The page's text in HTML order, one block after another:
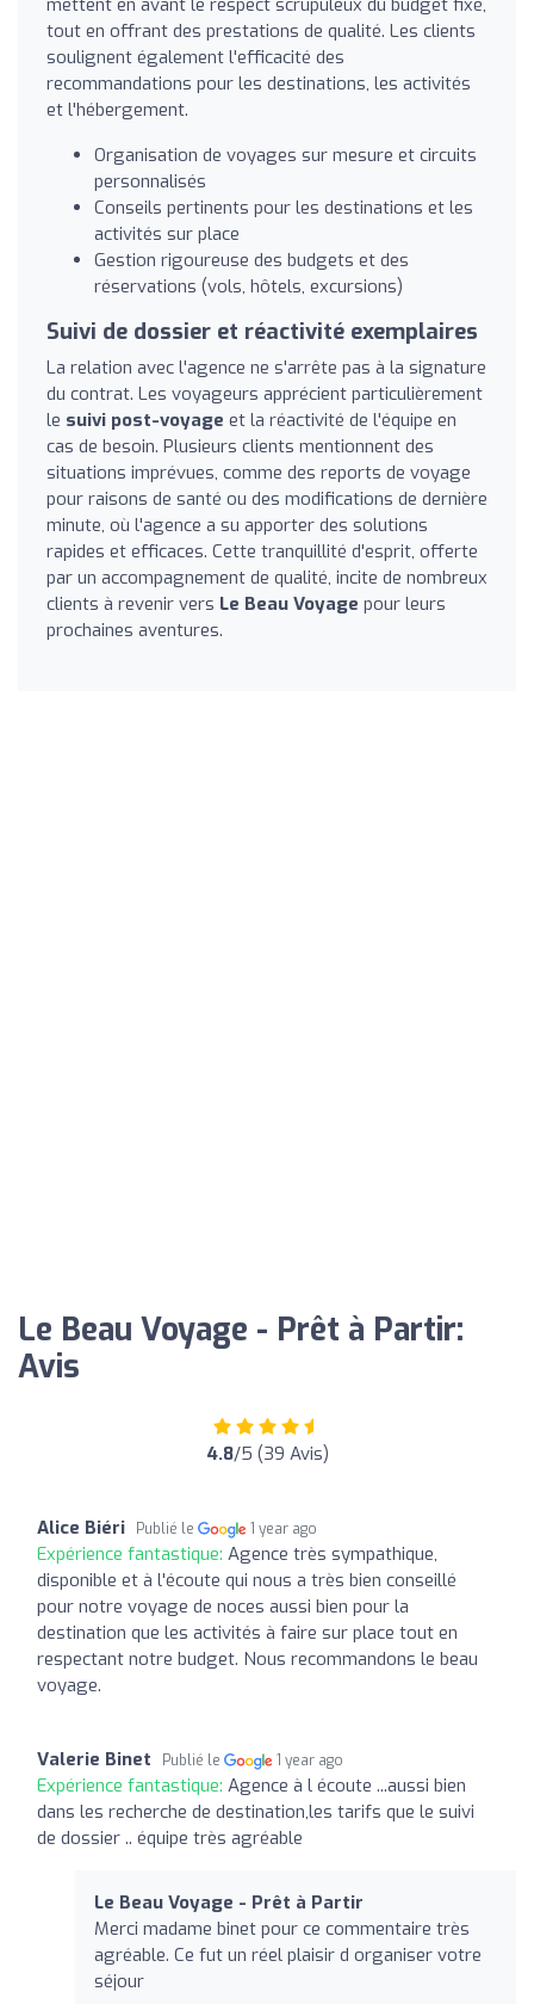
tout en offrant des prestations de qualité. Les clients
soulignent également l'efficacité des
recommandations pour les destinations, les activités
et l'hébergement.
Organisation de voyages sur mesure et circuits
personnalisés
Conseils pertinents pour les destinations et les
activités sur place
Gestion rigoureuse des budgets et des
réservations (vols, hôtels, excursions)
Suivi de dossier et réactivité exemplaires
La relation avec l'agence ne s'arrête pas à la signature
du contrat. Les voyageurs apprécient particulièrement
le suivi post-voyage et la réactivité de l'équipe en
cas de besoin. Plusieurs clients mentionnent des
situations imprévues, comme des reports de voyage
pour raisons de santé ou des modifications de dernière
minute, où l'agence a su apporter des solutions
rapides et efficaces. Cette tranquillité d'esprit, offerte
par un accompagnement de qualité, incite de nombreux
clients à revenir vers Le Beau Voyage pour leurs
prochaines aventures.
Le Beau Voyage - Prêt à Partir:
Avis
4.8/5 (39 Avis)
Alice Biéri Publié le 1 year ago
Expérience fantastique: Agence très sympathique,
disponible et à l'écoute qui nous a très bien conseillé
pour notre voyage de noces aussi bien pour la
destination que les activités à faire sur place tout en
respectant notre budget. Nous recommandons le beau
voyage.
Valerie Binet Publié le 1 year ago
Expérience fantastique: Agence à l écoute ...aussi bien
dans les recherche de destination,les tarifs que le suivi
de dossier .. équipe très agréable
Le Beau Voyage - Prêt à Partir
Merci madame binet pour ce commentaire très
agréable. Ce fut un réel plaisir d organiser votre
séjour